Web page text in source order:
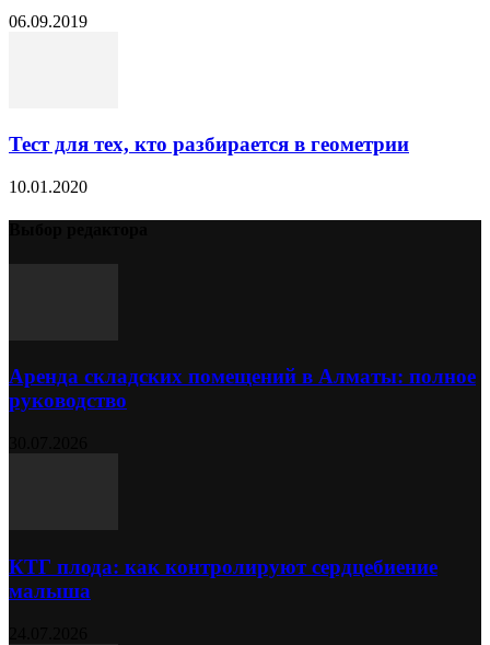
06.09.2019
Тест для тех, кто разбирается в геометрии
10.01.2020
Аренда складских помещений в Алматы: полное
руководство
КТГ плода: как контролируют сердцебиение
малыша